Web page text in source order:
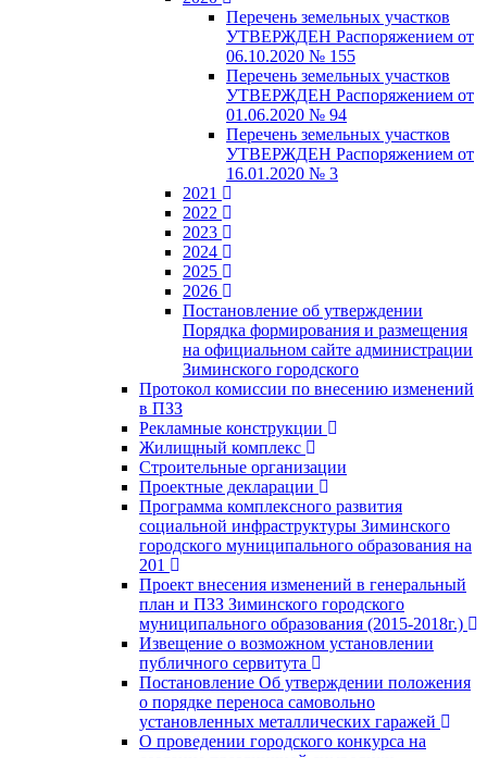
Перечень земельных участков
УТВЕРЖДЕН Распоряжением от
06.10.2020 № 155
Перечень земельных участков
УТВЕРЖДЕН Распоряжением от
01.06.2020 № 94
Перечень земельных участков
УТВЕРЖДЕН Распоряжением от
16.01.2020 № 3
2021
2022
2023
2024
2025
2026
Постановление об утверждении
Порядка формирования и размещения
на официальном сайте администрации
Зиминского городского
Протокол комиссии по внесению изменений
в ПЗЗ
Рекламные конструкции
Жилищный комплекс
Строительные организации
Проектные декларации
Программа комплексного развития
социальной инфраструктуры Зиминского
городского муниципального образования на
201
Проект внесения изменений в генеральный
план и ПЗЗ Зиминского городского
муниципального образования (2015-2018г.)
Извещение о возможном установлении
публичного сервитута
Постановление Об утверждении положения
о порядке переноса самовольно
установленных металлических гаражей
О проведении городского конкурса на